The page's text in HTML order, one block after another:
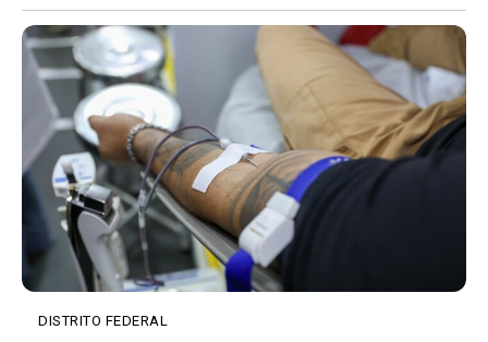
DISTRITO FEDERAL